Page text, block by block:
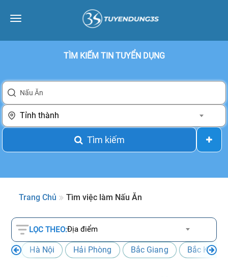
Toggle
TÌM KIẾM TIN TUYỂN DỤNG
Tỉnh thành
Tìm kiếm
Trang Chủ Tìm việc làm Nấu Ăn
LỌC THEO:Địa điểm
Hà Nội Hải Phòng Bắc Giang Bắc Kạn